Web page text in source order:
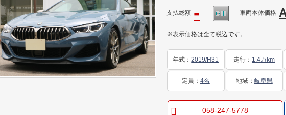
支払総額 - 車両本体価格
※表示価格は全て税込です。
年式 ：2019/H31 走行 ： 1.4万km
定員 ： 4名 地域： 岐阜県
058-247-5778